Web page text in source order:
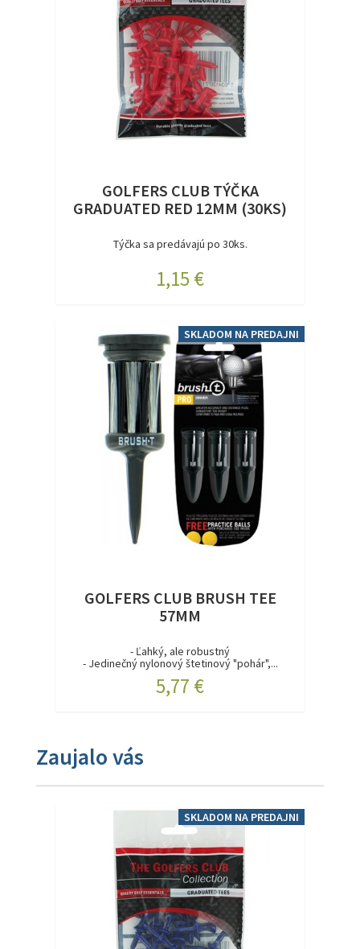
GOLFERS CLUB TÝČKA
GRADUATED RED 12MM (30KS)
Týčka sa predávajú po 30ks.
1,15 €
SKLADOM NA PREDAJNI
GOLFERS CLUB BRUSH TEE
57MM
- Ľahký, ale robustný
- Jedinečný nylonový štetinový "pohár",...
5,77 €
Zaujalo vás
SKLADOM NA PREDAJNI